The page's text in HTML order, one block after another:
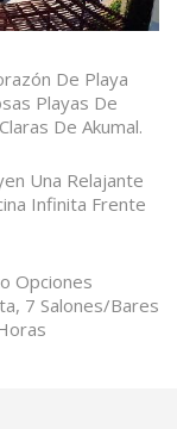
De Playa
Playas De
De Akumal.
Una Relajante
Infinita Frente
Opciones
7 Salones/Bares